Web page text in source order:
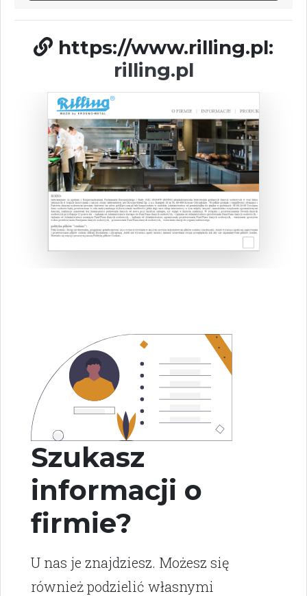
https://www.rilling.pl:
rilling.pl
Szukasz
informacji o
firmie?
U nas je znajdziesz. Możesz się
również podzielić własnymi